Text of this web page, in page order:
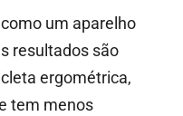
um aparelho
resultados são
ergométrica,
tem menos